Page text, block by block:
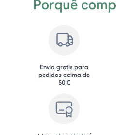
Porquê
Envio gratis para
pedidos acima de
50 €